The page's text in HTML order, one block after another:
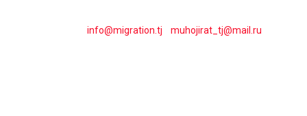
info@migration.tj muhojirat_tj@mail.ru